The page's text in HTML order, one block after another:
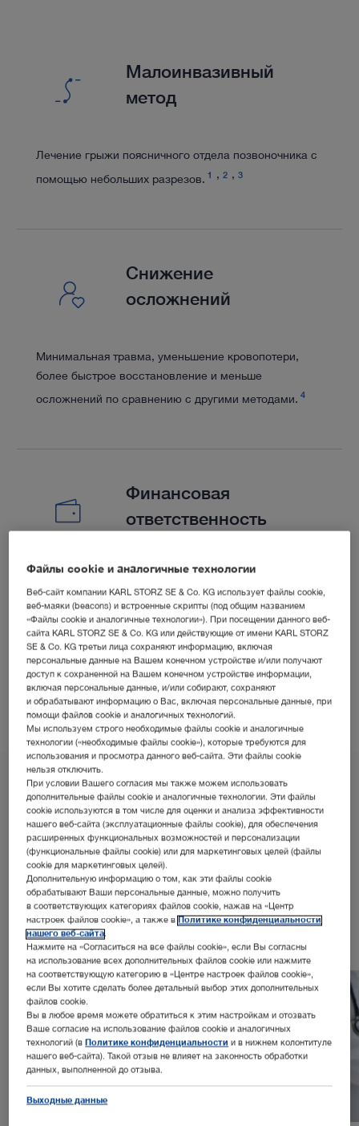
Малоинвазивный
метод
Лечение грыжи поясничного отдела позвоночника с
помощью небольших разрезов. 1 2 3
Снижение
осложнений
Минимальная травма, уменьшение кровопотери,
более быстрое восстановление и меньше
осложнений по сравнению с другими методами. 4
Финансовая
ответственность
например при перку­танной эндоскопической
лазерной дискэктомии по сравнению с открытой
микродискэктомией. 5 6
В ФОКУСЕ
Ведущие решения
Файлы cookie и аналогичные технологии
Веб-сайт компании KARL STORZ SE & Co. KG использует файлы cookie,
веб-маяки (beacons) и встроенные скрипты (под общим названием
«Файлы cookie и аналогичные технологии»). При посещении данного веб-
сайта KARL STORZ SE & Co. KG или действующие от имени KARL STORZ
SE & Co. KG третьи лица сохраняют информацию, включая
персональные данные на Вашем конечном устройстве и/или получают
доступ к сохраненной на Вашем конечном устройстве информации,
включая персональные данные, и/или собирают, сохраняют
и обрабатывают информацию о Вас, включая персональные данные, при
помощи файлов cookie и аналогичных технологий.
Мы используем строго необходимые файлы cookie и аналогичные
технологии («необходимые файлы cookie»), которые требуются для
использования и просмотра данного веб-сайта. Эти файлы cookie
нельзя отключить.
При условии Вашего согласия мы также можем использовать
дополнительные файлы cookie и аналогичные технологии. Эти файлы
cookie используются в том числе для оценки и анализа эффективности
нашего веб-сайта (эксплуатационные файлы cookie), для обеспечения
расширенных функциональных возможностей и персонализации
(функциональные файлы cookie) или для маркетинговых целей (файлы
cookie для маркетинговых целей).
Дополнительную информацию о том, как эти файлы cookie
обрабатывают Ваши персональные данные, можно получить
в соответствующих категориях файлов cookie, нажав на «Центр
настроек файлов cookie», а также вПолитике конфиденциальности
нашего веб-сайта.
Нажмите на «Согласиться на все файлы cookie», если Вы согласны
на использование всех дополнительных файлов cookie или нажмите
на соответствующую категорию в «Центре настроек файлов cookie»,
если Вы хотите сделать более детальный выбор этих дополнительных
файлов cookie.
Вы в любое время можете обратиться к этим настройкам и отозвать
Ваше согласие на использование файлов cookie и аналогичных
технологий (вПолитике конфиденциальности и в нижнем колонтитуле
нашего веб-сайта). Такой отзыв не влияет на законность обработки
данных, выполненной до отзыва.
Выходные данные